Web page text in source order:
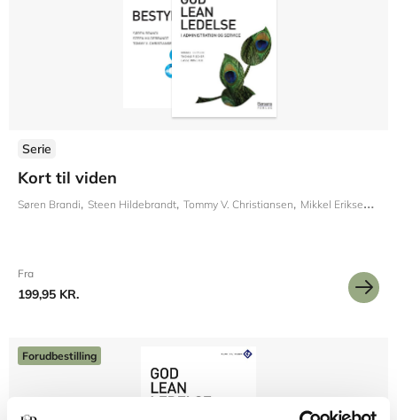
Serie
Kort til viden
Søren Brandi Steen Hildebrandt Tommy V. Christiansen Mikkel Eriksen
Fra
199,95 KR.
Forudbestilling